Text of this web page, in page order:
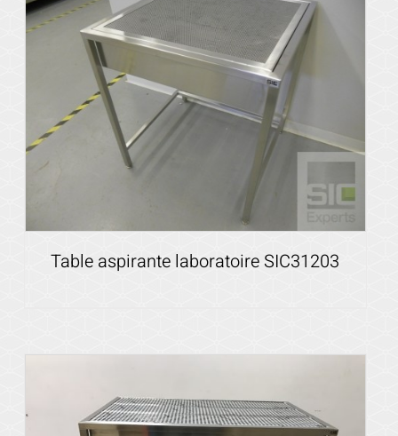
Voir les détails
Voir les détails
Table aspirante laboratoire SIC31203